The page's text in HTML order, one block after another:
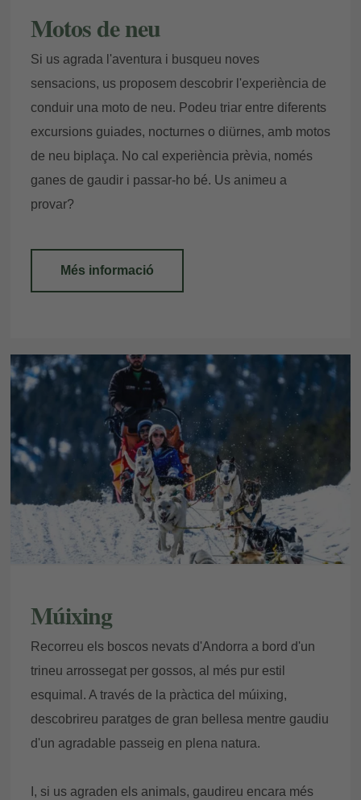
Motos de neu
Si us agrada l'aventura i busqueu noves
sensacions, us proposem descobrir l'experiència de
conduir una moto de neu. Podeu triar entre diferents
excursions guiades, nocturnes o diürnes, amb motos
de neu biplaça. No cal experiència prèvia, només
ganes de gaudir i passar-ho bé. Us animeu a
provar?
Més informació
Múixing
Recorreu els boscos nevats d'Andorra a bord d'un
trineu arrossegat per gossos, al més pur estil
esquimal. A través de la pràctica del múixing,
descobrireu paratges de gran bellesa mentre gaudiu
d'un agradable passeig en plena natura.
I, si us agraden els animals, gaudireu encara més